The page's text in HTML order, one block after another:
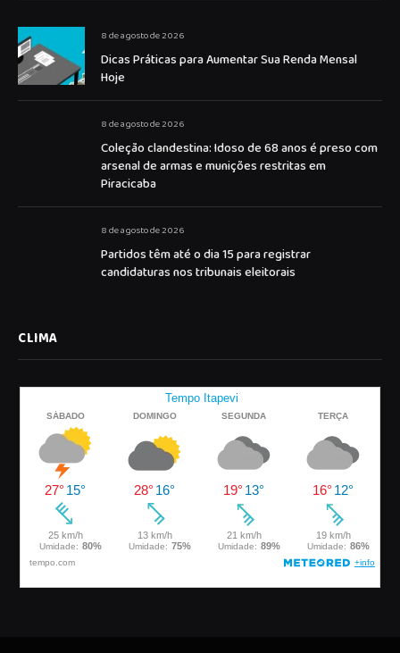
8 de agosto de 2026
Dicas Práticas para Aumentar Sua Renda Mensal
Hoje
8 de agosto de 2026
Coleção clandestina: Idoso de 68 anos é preso com
arsenal de armas e munições restritas em
Piracicaba
8 de agosto de 2026
Partidos têm até o dia 15 para registrar
candidaturas nos tribunais eleitorais
CLIMA